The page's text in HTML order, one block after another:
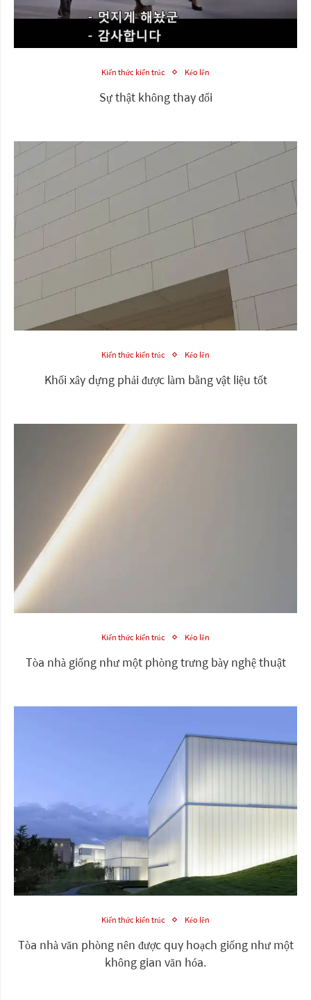
Kiến thức kiến trúc Kéo lên
Sự thật không thay đổi
Kiến thức kiến trúc Kéo lên
Khối xây dựng phải được làm bằng vật liệu tốt
Kiến thức kiến trúc Kéo lên
Tòa nhà giống như một phòng trưng bày nghệ thuật
Kiến thức kiến trúc Kéo lên
Tòa nhà văn phòng nên được quy hoạch giống như một
không gian văn hóa.